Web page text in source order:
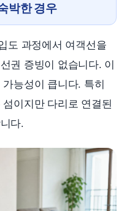
박한 경우
도 과정에서 여객선을
권 증빙이 없습니다. 이
능성이 큽니다. 특히
이지만 다리로 연결된
다.